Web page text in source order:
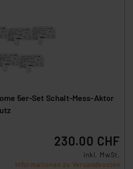
5er-Set Schalt-Mess-Aktor
230.00 CHF
inkl. MwSt.
Informationen zu Versandkosten